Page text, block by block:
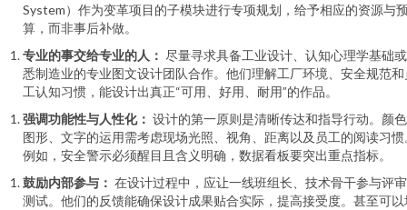
System）作为变革项目的子模块进行专项规划，给予相应的资源与
算，而非事后补做。
专业的事交给专业的人： 尽量寻求具备工业设计、认知心理学基础
悉制造业的专业图文设计团队合作。他们理解工厂环境、安全规范和
工认知习惯，能设计出真正“可用、好用、耐用”的作品。
强调功能性与人性化： 设计的第一原则是清晰传达和指导行动。颜
图形、文字的运用需考虑现场光照、视角、距离以及员工的阅读习惯
例如，安全警示必须醒目且含义明确，数据看板要突出重点指标。
鼓励内部参与： 在设计过程中，应让一线班组长、技术骨干参与评
测试。他们的反馈能确保设计成果贴合实际，提高接受度。甚至可以